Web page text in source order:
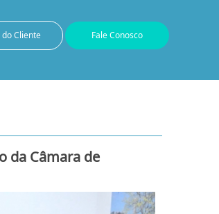
Cliente Fale Conosco
da Câmara de